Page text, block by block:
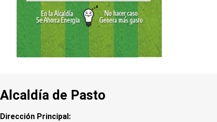
Alcaldía de Pasto
Dirección Principal: